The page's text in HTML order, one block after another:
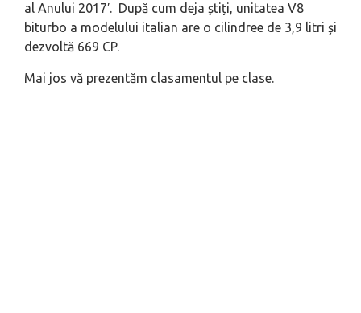
al Anului 2017′. După cum deja știți, unitatea V8
biturbo a modelului italian are o cilindree de 3,9 litri și
dezvoltă 669 CP.
Mai jos vă prezentăm clasamentul pe clase.